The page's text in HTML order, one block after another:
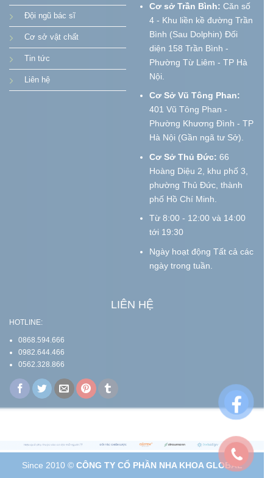
Đội ngũ bác sĩ
Cơ sở vật chất
Tin tức
Liên hệ
Cơ sở Trần Bình: Căn số
4 - Khu liền kề đường Trần
Bình (Sau Dolphin) Đối
diện 158 Trần Bình -
Phường Từ Liêm - TP Hà
Nội.
Cơ Sở Vũ Tông Phan:
401 Vũ Tông Phan -
Phường Khương Đình - TP
Hà Nội (Gần ngã tư Sở).
Cơ Sở Thủ Đức:66
Hoàng Diệu 2, khu phố 3,
phường Thủ Đức, thành
phố Hồ Chí Minh.
Từ 8:00 - 12:00 và 14:00
tới 19:30
Ngày hoạt động Tất cả các
ngày trong tuần.
LIÊN HỆ
HOTLINE:
0868.594.666
0982.644.466
0562.328.866
Since 2010 © CÔNG TY CỔ PHẦN NHA KHOA GLOBAL